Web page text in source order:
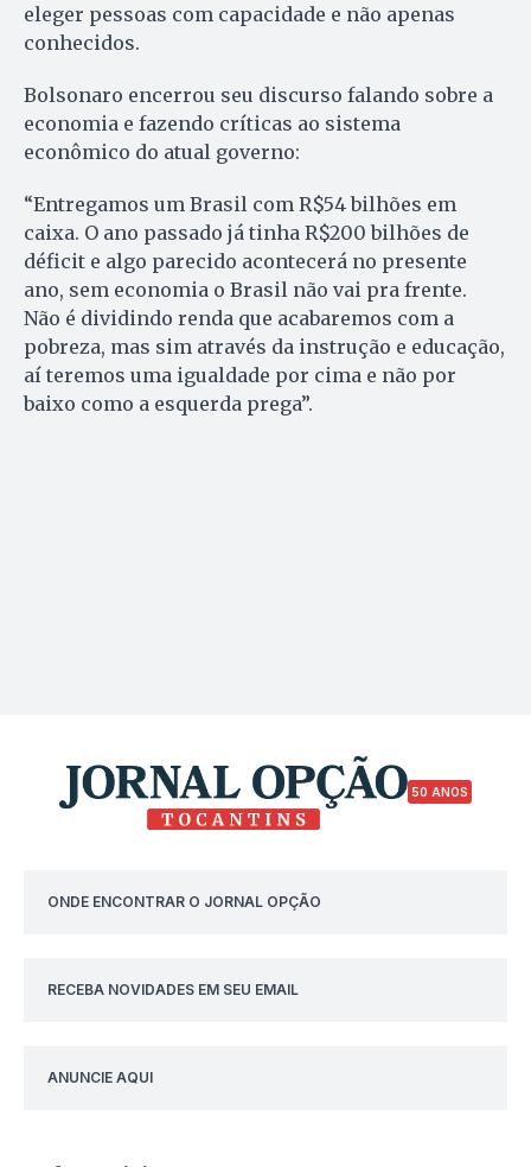
eleger pessoas com capacidade e não apenas
conhecidos.
Bolsonaro encerrou seu discurso falando sobre a
economia e fazendo críticas ao sistema
econômico do atual governo:
“Entregamos um Brasil com R$54 bilhões em
caixa. O ano passado já tinha R$200 bilhões de
déficit e algo parecido acontecerá no presente
ano, sem economia o Brasil não vai pra frente.
Não é dividindo renda que acabaremos com a
pobreza, mas sim através da instrução e educação,
aí teremos uma igualdade por cima e não por
baixo como a esquerda prega”.
50 ANOS
ONDE ENCONTRAR O JORNAL OPÇÃO
RECEBA NOVIDADES EM SEU EMAIL
ANUNCIE AQUI